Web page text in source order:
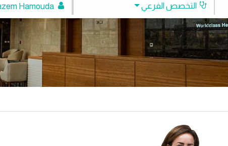
التخصص الفرعي